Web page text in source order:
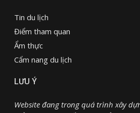
Tin du lịch
Điểm tham quan
Ẩm thực
Cẩm nang du lịch
LƯU Ý
Website đang trong quá trình xây